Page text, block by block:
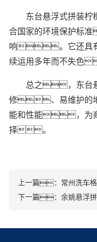
东台悬浮式拼装柠
合国家的环境保护标
响。它还具
续运用多年而不失色
总之，东台悬
修、易维护的
能和性能，为商
择。
上一篇： 常州洗车
下一篇： 余姚悬浮